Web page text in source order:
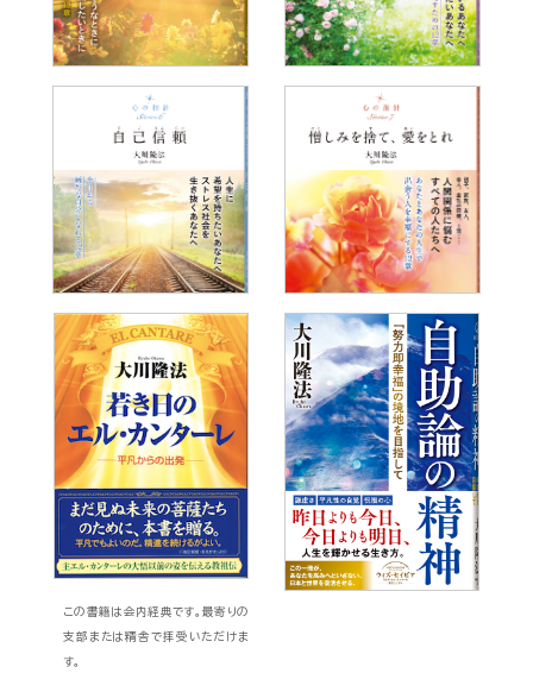
この書籍は会内経典です。最寄りの
支部または精舎で拝受いただけま
す。